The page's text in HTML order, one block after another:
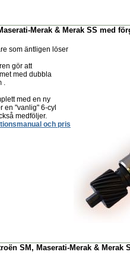
Merak & Merak SS med
som äntligen löser
gör att
med dubbla
.
med en ny
en "vanlig" 6-cyl
medföljer.
och pris
SM, Maserati-Merak & Merak